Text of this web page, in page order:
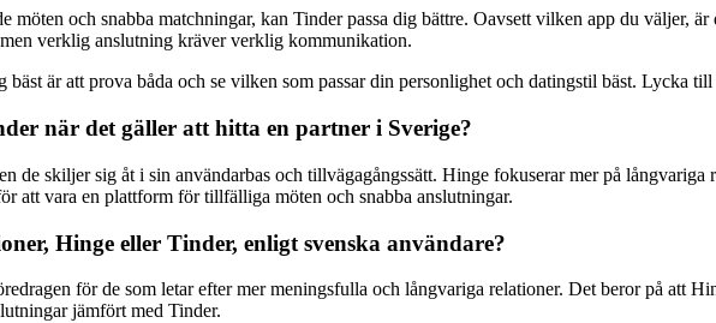
möten och snabba matchningar, kan Tinder passa dig bättre. Oavsett vilken app du väljer,
verklig anslutning kräver verklig kommunikation.
bäst är att prova båda och se vilken som passar din personlighet och datingstil bäst. Lycka
när det gäller att hitta en partner i Sverige?
de skiljer sig åt i sin användarbas och tillvägagångssätt. Hinge fokuserar mer på långvariga
att vara en plattform för tillfälliga möten och snabba anslutningar.
Hinge eller Tinder, enligt svenska användare?
för de som letar efter mer meningsfulla och långvariga relationer. Det beror på att
jämfört med Tinder.